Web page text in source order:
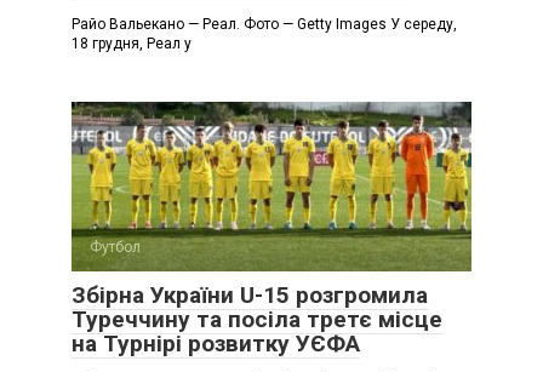
Райо Вальекано — Реал. Фото — Getty Images У середу,
18 грудня, Реал у
Футбол
Збірна України U-15 розгромила
Туреччину та посіла третє місце
на Турнірі розвитку УЄФА